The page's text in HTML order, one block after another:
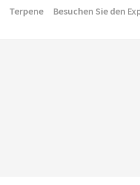
Terpene
Besuchen Sie den